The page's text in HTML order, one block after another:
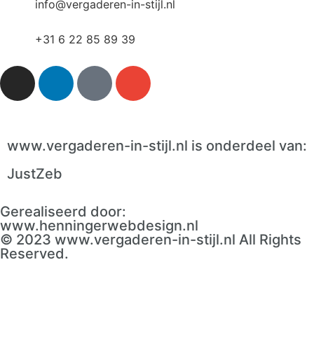
info@vergaderen-in-stijl.nl​
+31 6 22 85 89 39​
www.vergaderen-in-stijl.nl is onderdeel van:
JustZeb
Gerealiseerd door:
www.henningerwebdesign.nl
© 2023 www.vergaderen-in-stijl.nl All Rights
Reserved.